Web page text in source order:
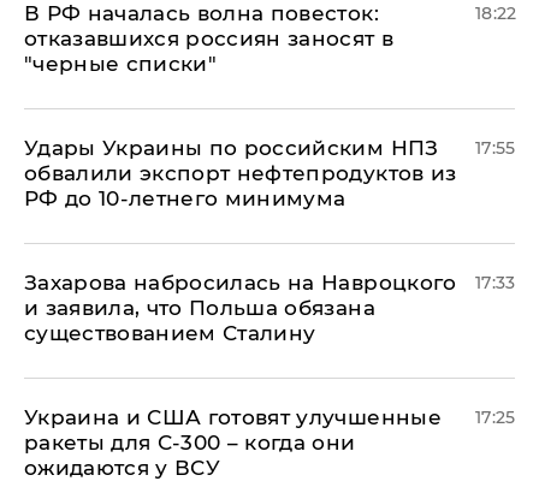
​В РФ началась волна повесток:
отказавшихся россиян заносят в
"черные списки"
18:22
Удары Украины по российским НПЗ
обвалили экспорт нефтепродуктов из
РФ до 10-летнего минимума
17:55
​Захарова набросилась на Навроцкого
и заявила, что Польша обязана
существованием Сталину
17:33
Украина и США готовят улучшенные
ракеты для С-300 – когда они
ожидаются у ВСУ
17:25